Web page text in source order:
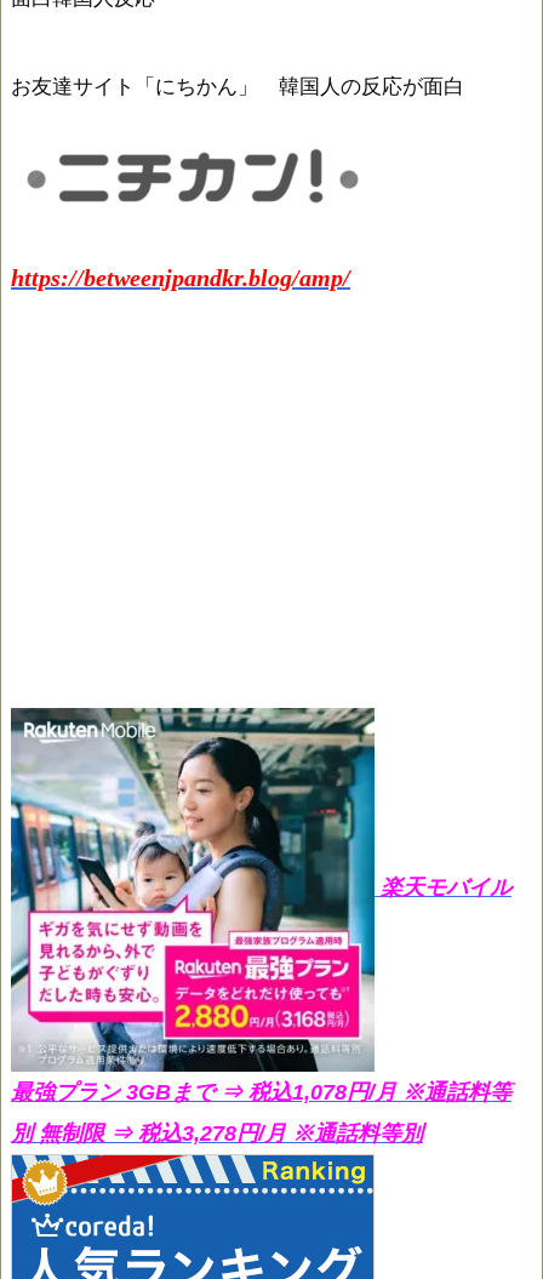
お友達サイト「にちかん」 韓国人の反応が面白
https://betweenjpandkr.blog/amp/
楽天モバイル
最強プラン 3GBまで ⇒ 税込1,078円/月 ※通話料等
別 無制限 ⇒ 税込3,278円/月 ※通話料等別